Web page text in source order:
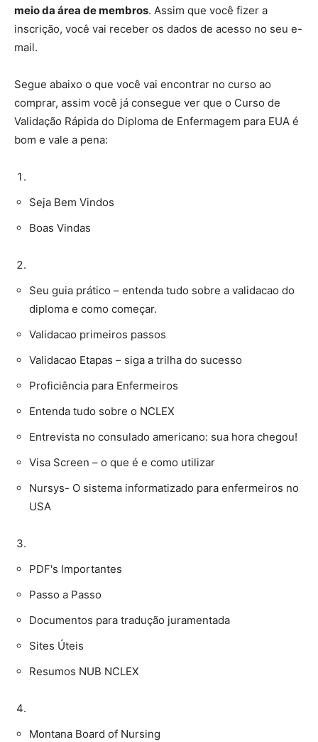
meio da área de membros. Assim que você fizer a
inscrição, você vai receber os dados de acesso no seu e-
mail.
Segue abaixo o que você vai encontrar no curso ao
comprar, assim você já consegue ver que o Curso de
Validação Rápida do Diploma de Enfermagem para EUA é
bom e vale a pena:
Seja Bem Vindos
Boas Vindas
Seu guia prático – entenda tudo sobre a validacao do
diploma e como começar.
Validacao primeiros passos
Validacao Etapas – siga a trilha do sucesso
Proficiência para Enfermeiros
Entenda tudo sobre o NCLEX
Entrevista no consulado americano: sua hora chegou!
Visa Screen – o que é e como utilizar
Nursys- O sistema informatizado para enfermeiros no
USA
PDF's Importantes
Passo a Passo
Documentos para tradução juramentada
Sites Úteis
Resumos NUB NCLEX
Montana Board of Nursing